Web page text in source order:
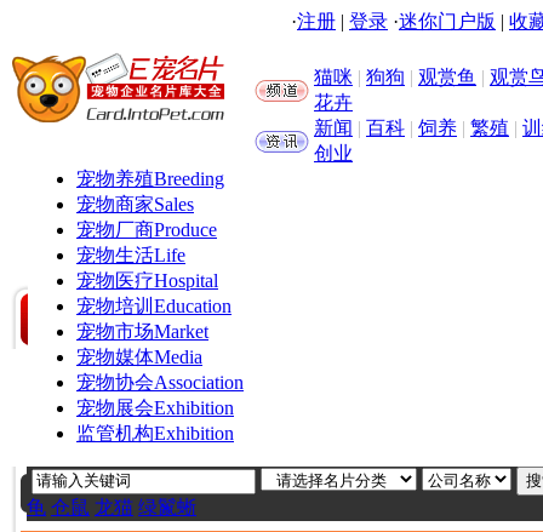
·注册 | 登录 ·迷你门户版 | 收
猫咪 | 狗狗 | 观赏鱼 | 观赏
花卉
新闻 | 百科 | 饲养 | 繁殖 |
创业
宠物养殖Breeding
宠物商家Sales
宠物厂商Produce
宠物生活Life
宠物医疗Hospital
宠物培训 Education
宠物市场Market
宠物媒体Media
宠物协会Association
宠物展会Exhibition
监管机构Exhibition
龟 仓鼠 龙猫 绿鬣蜥